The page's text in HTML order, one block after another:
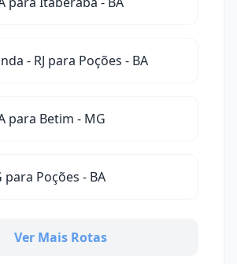
- RJ para Poções - BA
para Betim - MG
para Poções - BA
Ver Mais Rotas